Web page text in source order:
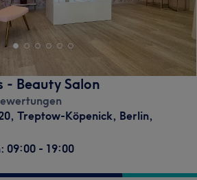
- Beauty Salon
, Treptow-Köpenick, Berlin,
09:00 - 19:00